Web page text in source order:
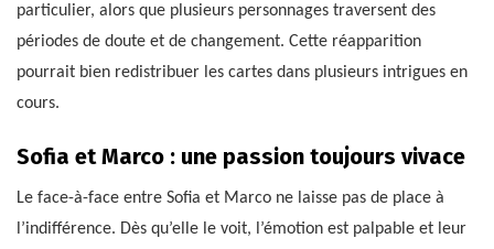
particulier, alors que plusieurs personnages traversent des
périodes de doute et de changement. Cette réapparition
pourrait bien redistribuer les cartes dans plusieurs intrigues en
cours.
Sofia et Marco : une passion toujours vivace
Le face-à-face entre Sofia et Marco ne laisse pas de place à
l’indifférence. Dès qu’elle le voit, l’émotion est palpable et leur